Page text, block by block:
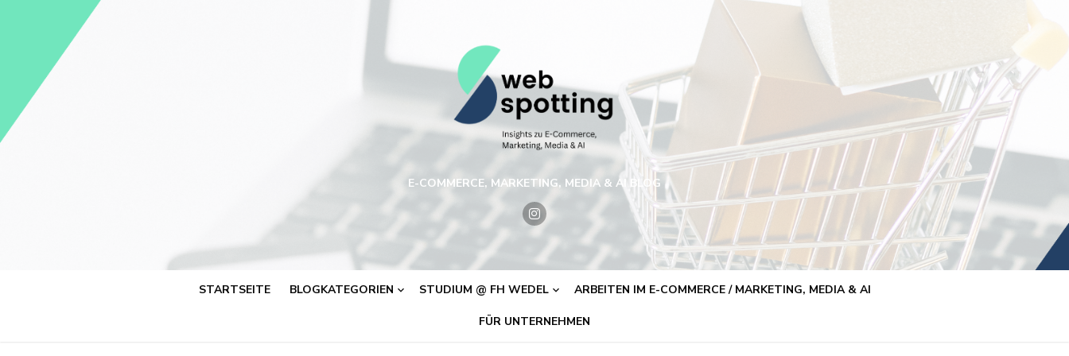
E-COMMERCE, MARKETING, MEDIA & AI BLOG
STARTSEITE BLOGKATEGORIEN STUDIUM @ FH WEDEL ARBEITEN IM E-COMMERCE / MARKETING, MEDIA & AI
FÜR UNTERNEHMEN